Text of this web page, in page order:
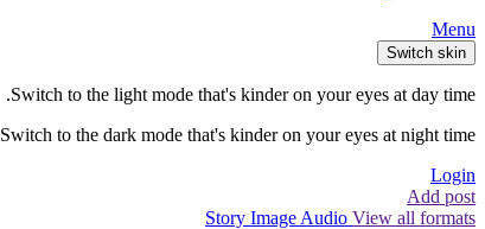
Menu
Switch skin
Switch to the light mode that's kinder on your eyes at day time.
Switch to the dark mode that's kinder on your eyes at night time.
Login
Add post
Story Image Audio View all formats